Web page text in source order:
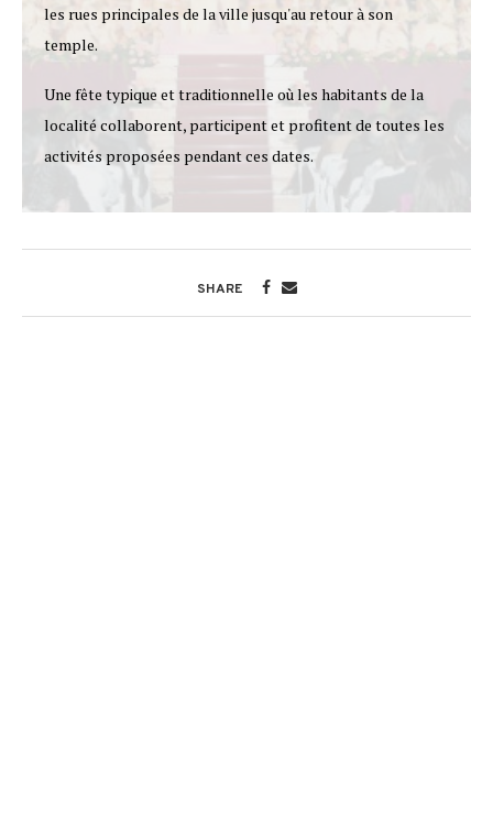
les rues principales de la ville jusqu'au retour à son
temple.
Une fête typique et traditionnelle où les habitants de la
localité collaborent, participent et profitent de toutes les
activités proposées pendant ces dates.
SHARE